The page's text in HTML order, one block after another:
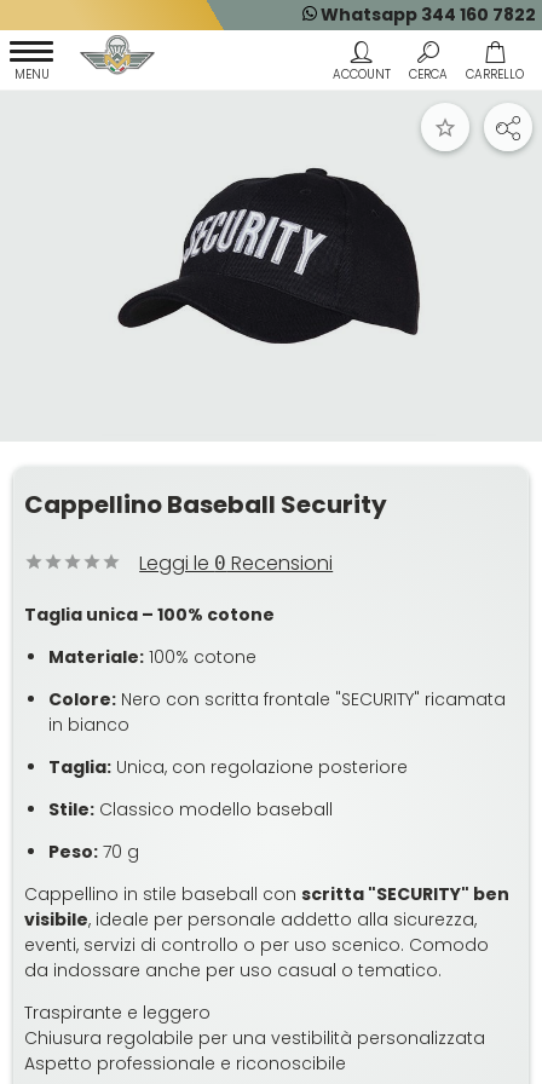
Whatsapp 344 160 7822
Cappellino Baseball Security
Leggi le 0 Recensioni
Taglia unica – 100% cotone
Materiale: 100% cotone
Colore: Nero con scritta frontale "SECURITY" ricamata
in bianco
Taglia: Unica, con regolazione posteriore
Stile: Classico modello baseball
Peso: 70 g
Cappellino in stile baseball conscritta "SECURITY" ben
visibile, ideale per personale addetto alla sicurezza,
eventi, servizi di controllo o per uso scenico. Comodo
da indossare anche per uso casual o tematico.
Traspirante e leggero
Chiusura regolabile per una vestibilità personalizzata
Aspetto professionale e riconoscibile